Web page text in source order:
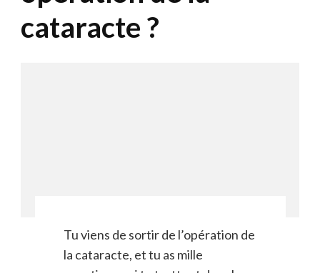
cataracte ?
Tu viens de sortir de l’opération de
la cataracte, et tu as mille